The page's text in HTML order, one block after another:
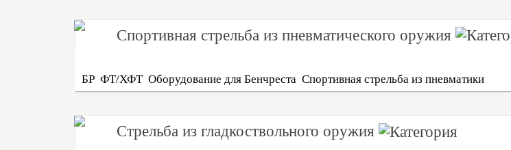
Спортивная стрельба из пневматического оружия
БР ФТ/ХФТ Оборудование для Бенчреста Спортивная стрельба из пневматики
Стрельба из гладкоствольного оружия